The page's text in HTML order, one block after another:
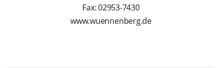
Fax: 02953-7430
www.wuennenberg.de